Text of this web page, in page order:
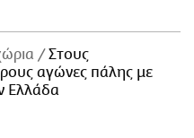
Στους
αγώνες πάλης με
Ελλάδα